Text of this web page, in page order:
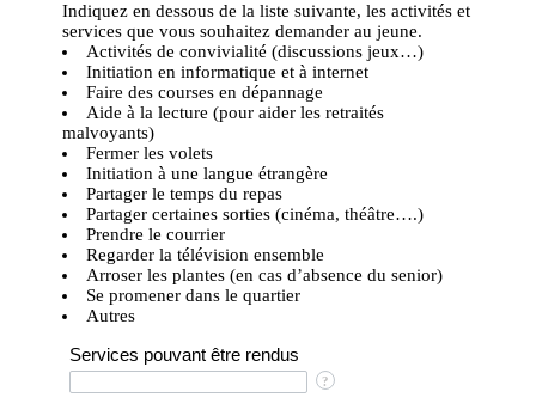
Indiquez en dessous de la liste suivante, les activités et
services que vous souhaitez demander au jeune.
Activités de convivialité (discussions jeux…)
Initiation en informatique et à internet
Faire des courses en dépannage
Aide à la lecture (pour aider les retraités
malvoyants)
Fermer les volets
Initiation à une langue étrangère
Partager le temps du repas
Partager certaines sorties (cinéma, théâtre….)
Prendre le courrier
Regarder la télévision ensemble
Arroser les plantes (en cas d’absence du senior)
Se promener dans le quartier
Autres
Services pouvant être rendus
?